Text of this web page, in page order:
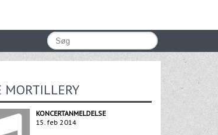
MORTILLERY
KONCERTANMELDELSE
15. feb 2014